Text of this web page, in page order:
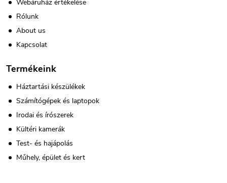
Webáruház értékelése
Rólunk
About us
Kapcsolat
Termékeink
Háztartási készülékek
Számítógépek és laptopok
Irodai és írószerek
Kültéri kamerák
Test- és hajápolás
Műhely, épület és kert